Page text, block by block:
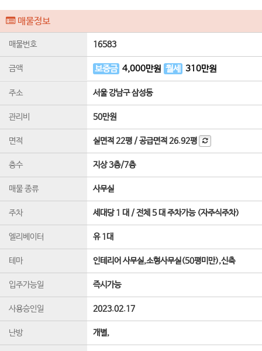
매물정보
매물번호 16583
금액 보증금 4,000만원 월세 310만원
주소 서울 강남구 삼성동
관리비 50만원
면적 실면적22평 /공급면적26.92평
층수 지상 3층/7층
매물 종류 사무실
주차 세대당 1 대 / 전체 5 대 주차가능 (자주식주차)
엘리베이터 유 1 대
테마 인테리어 사무실,소형사무실(50평미만),신축
입주가능일 즉시가능
사용승인일 2023.02.17
난방 개별,